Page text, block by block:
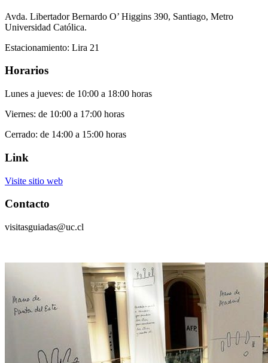
Avda. Libertador Bernardo O’ Higgins 390, Santiago, Metro
Universidad Católica.
Estacionamiento: Lira 21
Horarios
Lunes a jueves: de 10:00 a 18:00 horas
Viernes: de 10:00 a 17:00 horas
Cerrado: de 14:00 a 15:00 horas
Link
Visite sitio web
Contacto
visitasguiadas@uc.cl